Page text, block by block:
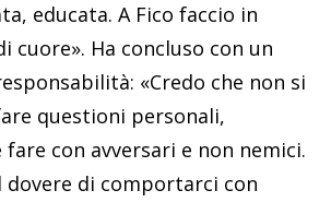
educata. A Fico faccio in
cuore». Ha concluso con un
«Credo che non si
questioni personali,
fare con avversari e non nemici.
dovere di comportarci con